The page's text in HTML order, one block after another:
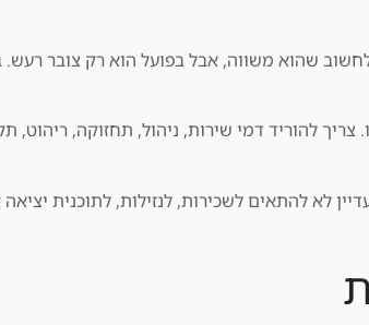
שהוא משווה, אבל בפועל הוא רק צובר
להוריד דמי שירות, ניהול, תחזוקה, ריהוט,
לא להתאים לשכירות, לנזילות, לתוכנית